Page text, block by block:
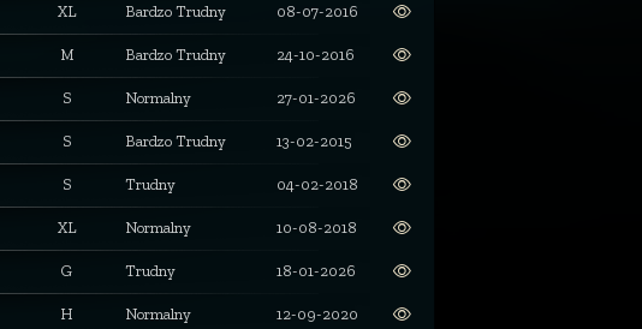
XL Bardzo Trudny 08-07-2016
M Bardzo Trudny 24-10-2016
S Normalny 27-01-2026
S Bardzo Trudny 13-02-2015
S Trudny 04-02-2018
XL Normalny 10-08-2018
G Trudny 18-01-2026
H Normalny 12-09-2020